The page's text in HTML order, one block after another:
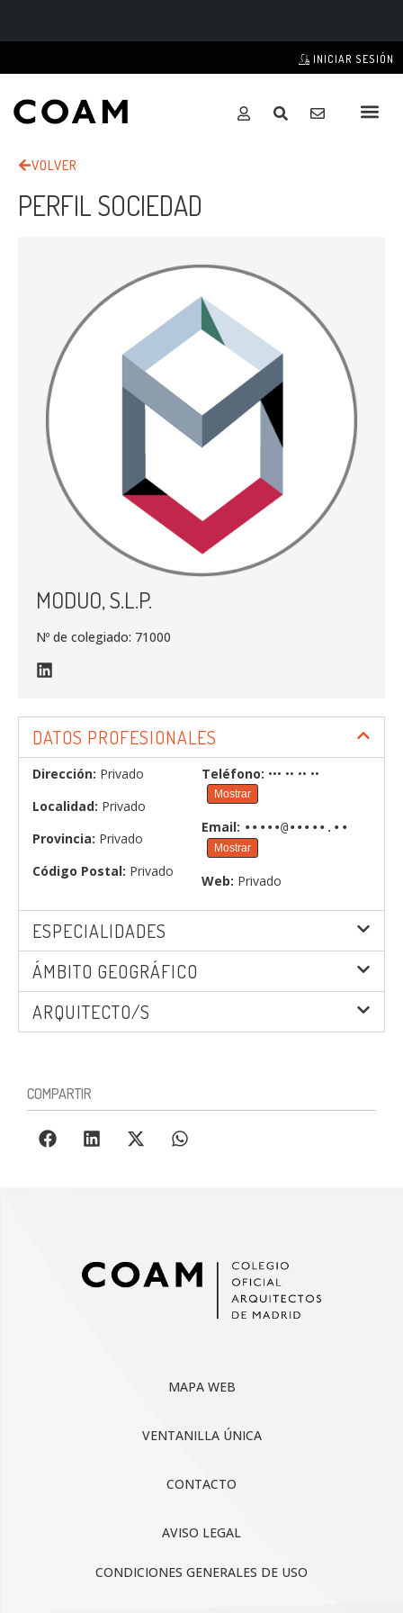
INICIAR SESIÓN
VOLVER
PERFIL SOCIEDAD
MODUO, S.L.P.
Nº de colegiado: 71000
DATOS PROFESIONALES
Dirección: Privado
Localidad: Privado
Provincia: Privado
Código Postal: Privado
Teléfono: ••• •• •• ••
Mostrar
Email: •••••@•••••.••
Mostrar
Web: Privado
ESPECIALIDADES
ÁMBITO GEOGRÁFICO
ARQUITECTO/S
COMPARTIR
MAPA WEB
VENTANILLA ÚNICA
CONTACTO
AVISO LEGAL
CONDICIONES GENERALES DE USO